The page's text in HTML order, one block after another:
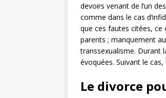
devoirs venant de l’un
comme dans le cas
que ces fautes citées,
parents ; manquement
transsexualisme. Durant
évoquées. Suivant le
Le divorce